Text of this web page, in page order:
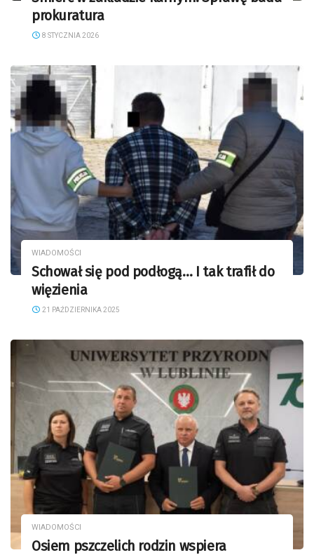
prokuratura
8 STYCZNIA 2026
WIADOMOŚCI
Schował się pod podłogą… I tak trafił do
więzienia
21 PAŹDZIERNIKA 2025
WIADOMOŚCI
Osiem pszczelich rodzin wspiera